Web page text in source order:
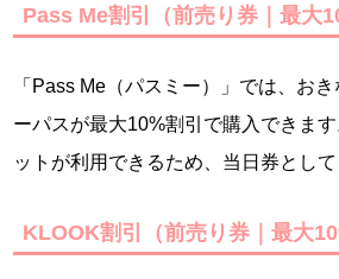
Pass Me割引（前売り券｜最大
「Pass Me（パスミー）」では、お
ーパスが最大10%割引で購入できま
ットが利用できるため、当日券として
KLOOK割引（前売り券｜最大